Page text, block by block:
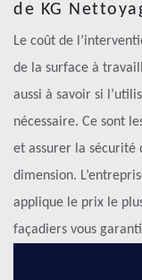
de KG
Le coût de
de la surface à
aussi à savoir si
nécessaire. Ce sont
et assurer la sécurité
dimension.
applique le prix le
façadiers vous